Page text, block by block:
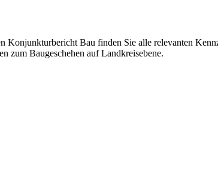
Konjunkturbericht Bau finden Sie alle relevanten
zum Baugeschehen auf Landkreisebene.